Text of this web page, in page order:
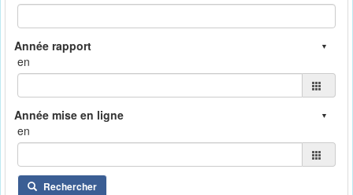
en
en
Rechercher